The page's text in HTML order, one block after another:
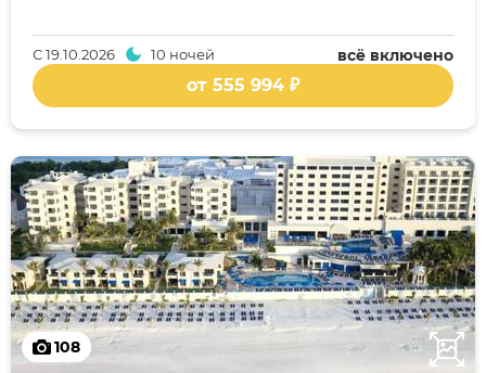
всё включено
С19.10.2026 10 ночей
от 555 994 ₽
108